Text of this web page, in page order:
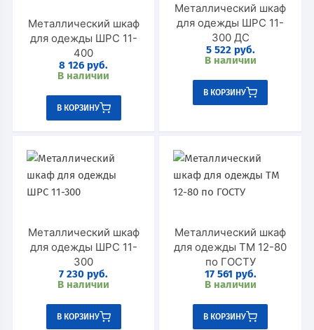
Металлический шкаф
для одежды ШРС 11-
400
8 126 руб.
В наличии
В КОРЗИНУ
Металлический шкаф
для одежды ШРС 11-
300 ДС
5 522 руб.
В наличии
В КОРЗИНУ
Металлический шкаф
для одежды ШРС 11-
300
7 230 руб.
В наличии
В КОРЗИНУ
Металлический шкаф
для одежды ТМ 12-80
по ГОСТУ
17 561 руб.
В наличии
В КОРЗИНУ